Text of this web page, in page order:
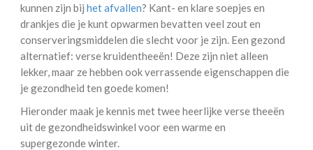
kunnen zijn bij het afvallen? Kant- en klare soepjes en
drankjes die je kunt opwarmen bevatten veel zout en
conserveringsmiddelen die slecht voor je zijn. Een gezond
alternatief: verse kruidentheeën! Deze zijn niet alleen
lekker, maar ze hebben ook verrassende eigenschappen die
je gezondheid ten goede komen!
Hieronder maak je kennis met twee heerlijke verse theeën
uit de gezondheidswinkel voor een warme en
supergezonde winter.